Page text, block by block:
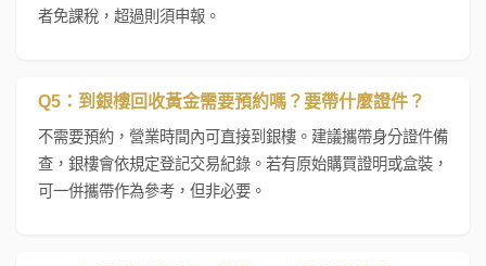
者免課稅，超過則須申報。
Q5：到銀樓回收黃金需要預約嗎？要帶什麼證件？
不需要預約，營業時間內可直接到銀樓。建議攜帶身分證件備
查，銀樓會依規定登記交易紀錄。若有原始購買證明或盒裝，
可一併攜帶作為參考，但非必要。